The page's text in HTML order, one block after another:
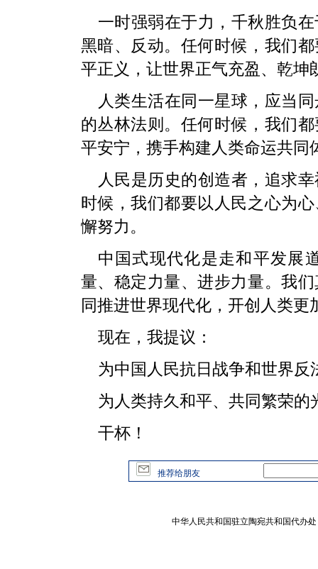
一时强弱在于力，千秋胜负
黑暗、反动。任何时候，我们
平正义，让世界正气充盈、乾坤
人类生活在同一星球，应当
的丛林法则。任何时候，我们
平安宁，携手构建人类命运共同
人民是历史的创造者，追求
时候，我们都要以人民之心为
懈努力。
中国式现代化是走和平发展
量、稳定力量、进步力量。我
同推进世界现代化，开创人类更
现在，我提议：
为中国人民抗日战争和世界反
为人类持久和平、共同繁荣的
干杯！
推荐给朋友
中华人民共和国驻立陶宛共和国代办处